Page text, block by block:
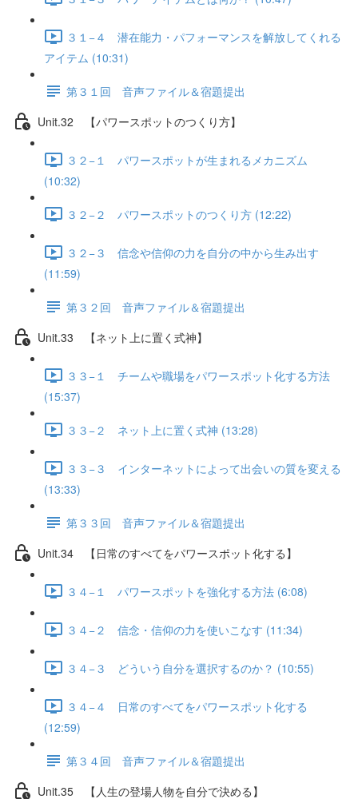
３１−４ 潜在能力・パフォーマンスを解放してくれる
アイテム (10:31)
第３１回 音声ファイル＆宿題提出
Unit.32 【パワースポットのつくり方】
３２−１ パワースポットが生まれるメカニズム
(10:32)
３２−２ パワースポットのつくり方 (12:22)
３２−３ 信念や信仰の力を自分の中から生み出す
(11:59)
第３２回 音声ファイル＆宿題提出
Unit.33 【ネット上に置く式神】
３３−１ チームや職場をパワースポット化する方法
(15:37)
３３−２ ネット上に置く式神 (13:28)
３３−３ インターネットによって出会いの質を変える
(13:33)
第３３回 音声ファイル＆宿題提出
Unit.34 【日常のすべてをパワースポット化する】
３４−１ パワースポットを強化する方法 (6:08)
３４−２ 信念・信仰の力を使いこなす (11:34)
３４−３ どういう自分を選択するのか？ (10:55)
３４−４ 日常のすべてをパワースポット化する
(12:59)
第３４回 音声ファイル＆宿題提出
Unit.35 【人生の登場人物を自分で決める】